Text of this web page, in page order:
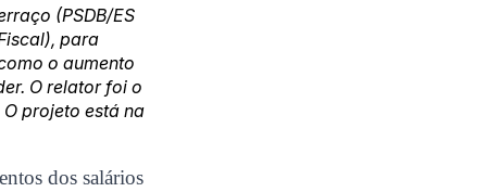
(PSDB/ES
para
o aumento
O relator foi o
projeto está na
dos salários